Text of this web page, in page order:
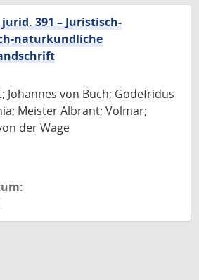
jurid. 391 – Juristisch-
naturkundliche
Johannes von Buch; Godefridus
Meister Albrant; Volmar;
der Wage